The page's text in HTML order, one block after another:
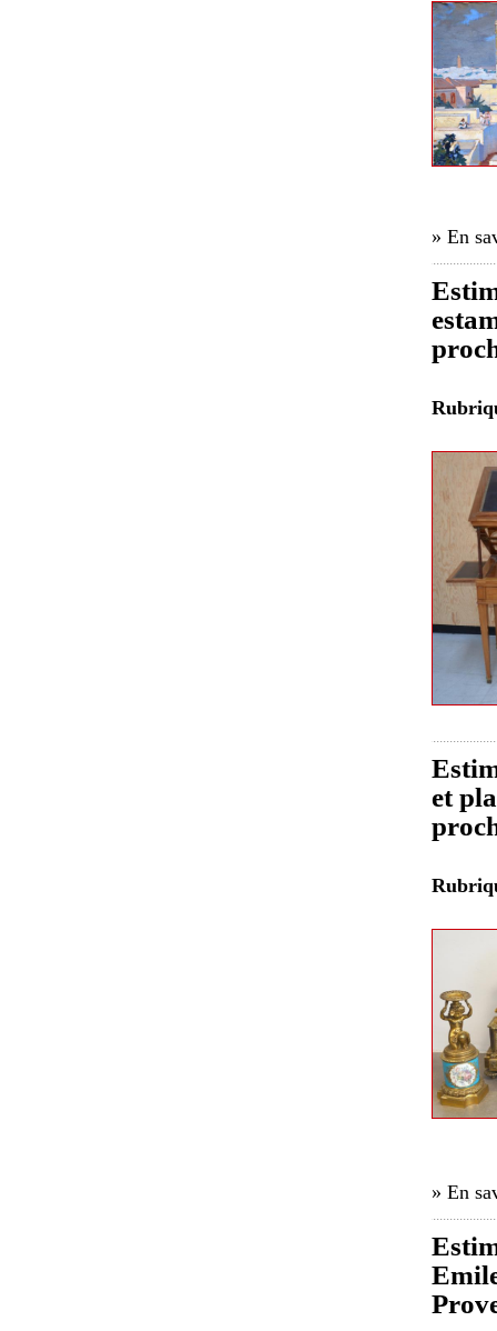
» En
et
» En